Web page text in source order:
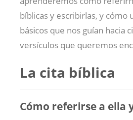
bíblicas y escribirlas, y cómo
básicos que nos guían hacia
versículos que queremos
La cita bíblica
Cómo referirse a ella